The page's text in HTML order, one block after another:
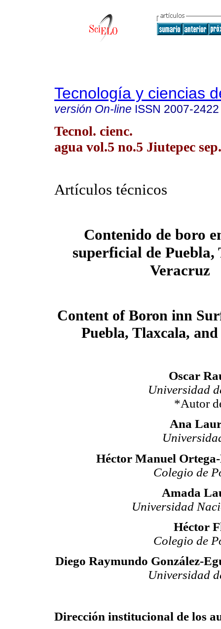
Tecnología y ciencias
versión On-line ISSN 2007-2422
Tecnol. cienc.
agua vol.5 no.5 Jiutepec
Artículos técnicos
Contenido de boro
superficial de
Veracruz
Content of Boron inn
Puebla, Tlaxcala,
Oscar
Universidad
*Autor
Ana
Héctor Manuel
Colegio de
Amada
Universidad
Héctor
Colegio de
Diego Raymundo González-
Universidad
Dirección institucional de los